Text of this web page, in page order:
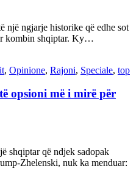
një ngjarje historike që edhe sot
kombin shqiptar. Ky…
, Opinione, Rajoni, Speciale, top
opsioni më i mirë për
shqiptar që ndjek sadopak
Zhelenski, nuk ka menduar: